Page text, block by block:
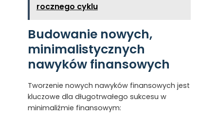
rocznego cyklu
Budowanie nowych,
minimalistycznych
nawyków finansowych
Tworzenie nowych nawyków finansowych jest
kluczowe dla długotrwałego sukcesu w
minimaliźmie finansowym: